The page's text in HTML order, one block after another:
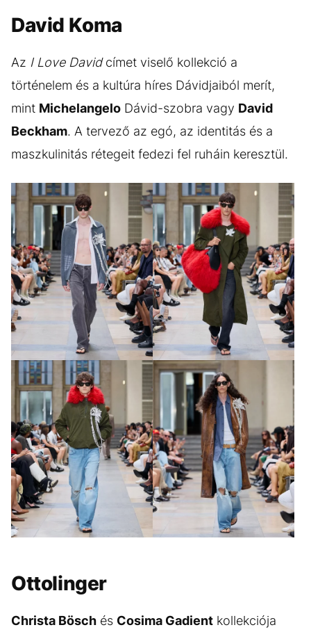
David Koma
Az I Love Davidcímet viselő kollekció a
történelem és a kultúra híres Dávidjaiból merít,
mint Michelangelo Dávid-szobra vagy David
Beckham. A tervező az egó, az identitás és a
maszkulinitás rétegeit fedezi fel ruháin keresztül.
Ottolinger
Christa Bösch és Cosima Gadient kollekciója